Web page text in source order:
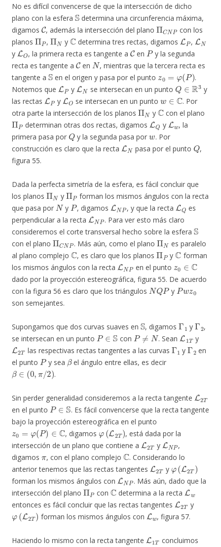
No es difícil convencerse de que la intersección de dicho
plano con la esfera
S
determina una circunferencia máxima,
digamos
C
, además la intersección del plano
ΠCN P
con los
planos
ΠP
,
ΠN
y
C
determina tres rectas, digamos
LP
,
LN
y
LO
, la primera recta es tangente a
C
en
P
y la segunda
recta es tangente a
C
en
N
, mientras que la tercera recta es
tangente a
S
en el origen y pasa por el punto
z0=φ (P)
.
Notemos que
LP
y
LN
se intersecan en un punto
Q∈ R3
y
las rectas
LP
y
LO
se intersecan en un punto
w∈ C
. Por
otra parte la intersección de los planos
ΠN
y
C
con el plano
ΠP
determinan otras dos rectas, digamos
LQ
y
Lw
, la
primera pasa por
Q
y la segunda pasa por
w
. Por
construcción es claro que la recta
LN
pasa por el punto
Q
,
figura 55.
Dada la perfecta simetría de la esfera, es fácil concluir que
los planos
ΠN
y
ΠP
forman los mismos ángulos con la recta
que pasa por
N
y
P
, digamos
LNP
, y que la recta
LQ
es
perpendicular a la recta
LNP
. Para ver esto más claro
consideremos el corte transversal hecho sobre la esfera
S
con el plano
ΠC NP
. Más aún, como el plano
ΠN
es paralelo
al plano complejo
C
, es claro que los planos
ΠP
y
C
forman
los mismos ángulos con la recta
LNP
en el punto
z0 ∈C
dado por la proyección estereográfica, figura 55. De acuerdo
con la figura 56 es claro que los triángulos
NQP
y
Pwz0
son semejantes.
Supongamos que dos curvas suaves en
S
, digamos
Γ1
y
Γ2
,
se intersecan en un punto
P∈S
con
P≠N
. Sean
L1 T
y
L2 T
las respectivas rectas tangentes a las curvas
Γ1
y
Γ2
en
el punto
P
y sea
β
el ángulo entre ellas, es decir
β ∈(0,π /2)
.
Sin perder generalidad consideremos a la recta tangente
L2
en el punto
P∈S
. Es fácil convencerse que la recta tangente
bajo la proyección estereográfica en el punto
z0= φ( P)∈C
, digamos
φ(L2T)
, está dada por la
intersección de un plano que contiene a
L2T
y
LN P
,
digamos
π
, con el plano complejo
C
. Considerando lo
anterior tenemos que las rectas tangentes
L2T
y
φ (L2 )
forman los mismos ángulos con
LNP
. Más aún, dado que la
intersección del plano
ΠP
con
C
determina a la recta
Lw
entonces es fácil concluir que las rectas tangentes
L2 T
y
φ(L2T)
forman los mismos ángulos con
Lw
, figura 57.
Haciendo lo mismo con la recta tangente
L1
concluimos